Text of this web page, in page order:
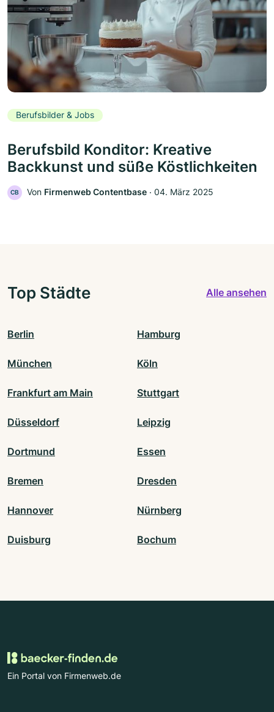
Berufsbilder & Jobs
Berufsbild Konditor: Kreative
Backkunst und süße Köstlichkeiten
CB Von Firmenweb Contentbase ‧ 04. März 2025
Top Städte Alle ansehen
Berlin Hamburg
München Köln
Frankfurt am Main Stuttgart
Düsseldorf Leipzig
Dortmund Essen
Bremen Dresden
Hannover Nürnberg
Duisburg Bochum
Ein Portal von Firmenweb.de